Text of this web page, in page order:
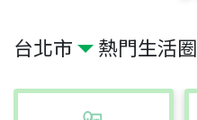
台北市 熱門生活圈